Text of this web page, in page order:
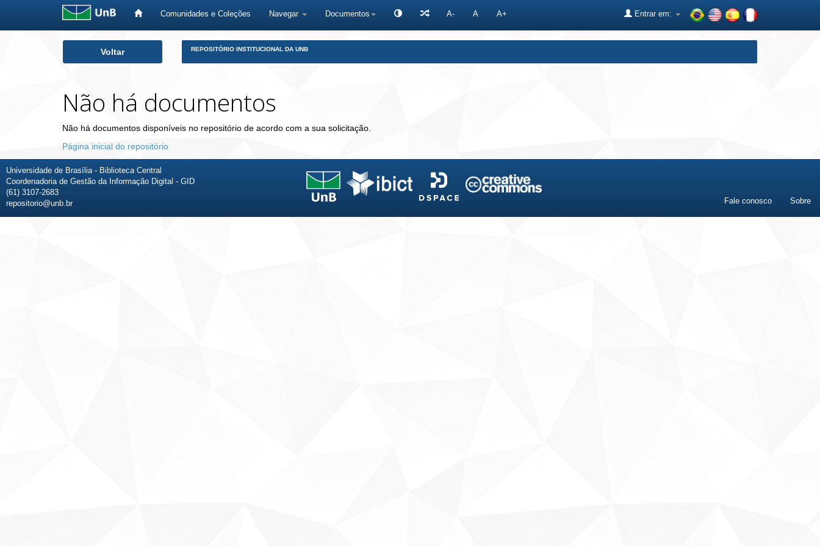
Comunidades e Coleções Navegar Documentos A- A A+ Entrar em:
Voltar REPOSITÓRIO INSTITUCIONAL DA UNB
Não há documentos
Não há documentos disponíveis no repositório de acordo com a sua solicitação.
Página inicial do repositório
Universidade de Brasília - Biblioteca Central
Coordenadoria de Gestão da Informação Digital - GID
(61) 3107-2683
repositorio@unb.br
Fale conosco Sobre